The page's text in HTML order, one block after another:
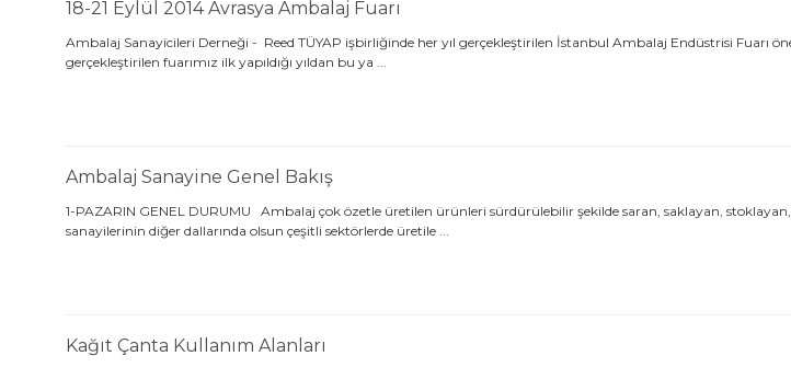
18-21 Eylül 2014 Avrasya Ambalaj Fuarı
Ambalaj Sanayicileri Derneği - Reed TÜYAP işbirliğinde her yıl gerçekleştirilen İstanbul Ambalaj Endüstrisi Fuarı
gerçekleştirilen fuarımız ilk yapıldığı yıldan bu ya ...
Ambalaj Sanayine Genel Bakış
1-PAZARIN GENEL DURUMU Ambalaj çok özetle üretilen ürünleri sürdürülebilir şekilde saran, saklayan,
sanayilerinin diğer dallarında olsun çeşitli sektörlerde üretile ...
Kağıt Çanta Kullanım Alanları